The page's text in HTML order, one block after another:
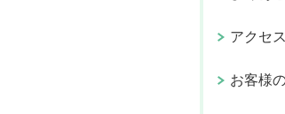
アクセス
お客様